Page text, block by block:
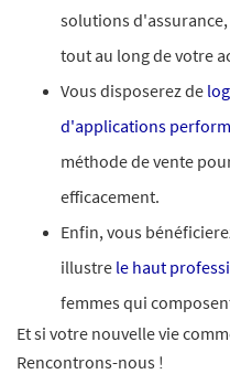
solutions
tout au long de votre
Vous disposerez de
d'applications
méthode de vente
efficacement.
Enfin, vous
illustre le haut
femmes qui
Et si votre nouvelle vie
Rencontrons-nous !